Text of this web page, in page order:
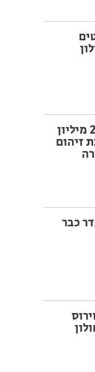
חולון תקבל 2.5 מיליון
זיהום
כבר